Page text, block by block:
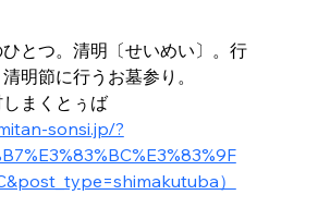
とつ。清明〔せいめい〕。行
明節に行うお墓参り。
まくとぅば
sonsi.jp/?
）